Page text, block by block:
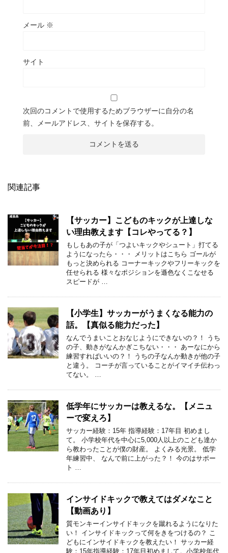
メール ※
サイト
次回のコメントで使用するためブラウザーに自分の名
前、メールアドレス、サイトを保存する。
関連記事
【サッカー】こどものキックが上達しな
い理由教えます【コレやってる？】
もしもあの子が「つよいキックやシュート」打てる
ようになったら・・・ メリットはこちら ゴールが
もっと決められる コーナーキックやフリーキックを
任せられる 様々なポジションを遜色なくこなせる
スピードが …
【小学生】サッカーがうまくなる能力の
話。【真似る能力だった】
なんでうまいことおなじようにできないの？！ うち
の子、動きがなんかぎこちない・・・ あーなにから
練習すればいいの？！ うちの子なんか動きが他の子
と違う。 コーチが言っていることがイマイチ伝わっ
てない。 …
低学年にサッカーは教えるな。【メニュ
ーで変えろ】
サッカー経験：15年 指導経験：17年目 初めまし
て。 小学校年代を中心に5,000人以上のこども達か
ら教わったことが僕の財産。 よくみる光景。 低学
年練習中、 なんで前に上がった？！ 今のはサポー
ト …
インサイドキックで教えてはダメなこと
【動画あり】
質モンキーインサイドキックを蹴れるようになりた
い！ インサイドキックって何をきをつけるの？ こ
どもにインサイドキックを教えたい！ サッカー経
験：15年指導経験：17年目初めまして。小学校年代